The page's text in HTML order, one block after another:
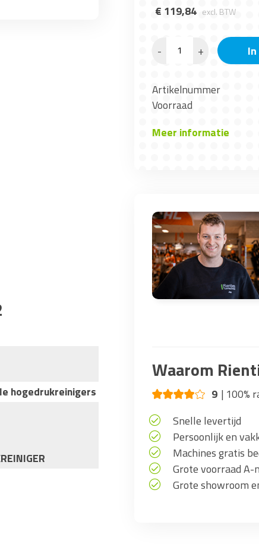
€ 119,84 excl. BTW
- +
Artikelnummer
Voorraad
Meer informatie
Waarom
9 100%
Snelle levertijd
Persoonlijk en
Machines gratis
Grote voorraad A-
Grote showroom
hogedrukreinigers